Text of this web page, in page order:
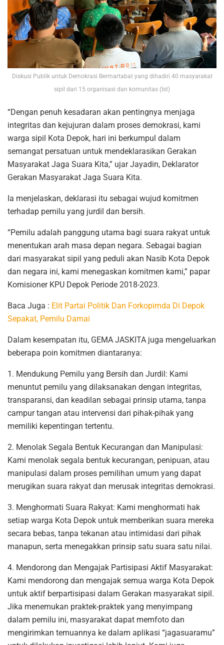
Diskusi Publik untuk Demokrasi Bermartabat yang dihadiri 40 masyarakat
sipil dari 15 organisasi dan komunitas (Ist)
“Dengan penuh kesadaran akan pentingnya menjaga
integritas dan kejujuran dalam proses demokrasi, kami
warga sipil Kota Depok, hari ini berkumpul dalam
semangat persatuan untuk mendeklarasikan Gerakan
Masyarakat Jaga Suara Kita,” ujar Jayadin, Deklarator
Gerakan Masyarakat Jaga Suara Kita.
Ia menjelaskan, deklarasi itu sebagai wujud komitmen
terhadap pemilu yang jurdil dan bersih.
“Pemilu adalah panggung utama bagi suara rakyat untuk
menentukan arah masa depan negara. Sebagai bagian
dari masyarakat sipil yang peduli akan Nasib Kota Depok
dan negara ini, kami menegaskan komitmen kami,” papar
Komisioner KPU Depok Periode 2018-2023.
Baca Juga : Elit Partai Politik Dan Forkopimda Di Depok
Sepakat, Pemilu Damai
Dalam kesempatan itu, GEMA JASKITA juga mengeluarkan
beberapa poin komitmen diantaranya:
1. Mendukung Pemilu yang Bersih dan Jurdil: Kami
menuntut pemilu yang dilaksanakan dengan integritas,
transparansi, dan keadilan sebagai prinsip utama, tanpa
campur tangan atau intervensi dari pihak-pihak yang
memiliki kepentingan tertentu.
2. Menolak Segala Bentuk Kecurangan dan Manipulasi:
Kami menolak segala bentuk kecurangan, penipuan, atau
manipulasi dalam proses pemilihan umum yang dapat
merugikan suara rakyat dan merusak integritas demokrasi.
3. Menghormati Suara Rakyat: Kami menghormati hak
setiap warga Kota Depok untuk memberikan suara mereka
secara bebas, tanpa tekanan atau intimidasi dari pihak
manapun, serta menegakkan prinsip satu suara satu nilai.
4. Mendorong dan Mengajak Partisipasi Aktif Masyarakat:
Kami mendorong dan mengajak semua warga Kota Depok
untuk aktif berpartisipasi dalam Gerakan masyarakat sipil.
Jika menemukan praktek-praktek yang menyimpang
dalam pemilu ini, masyarakat dapat memfoto dan
mengirimkan temuannya ke dalam aplikasi “jagasuaramu”